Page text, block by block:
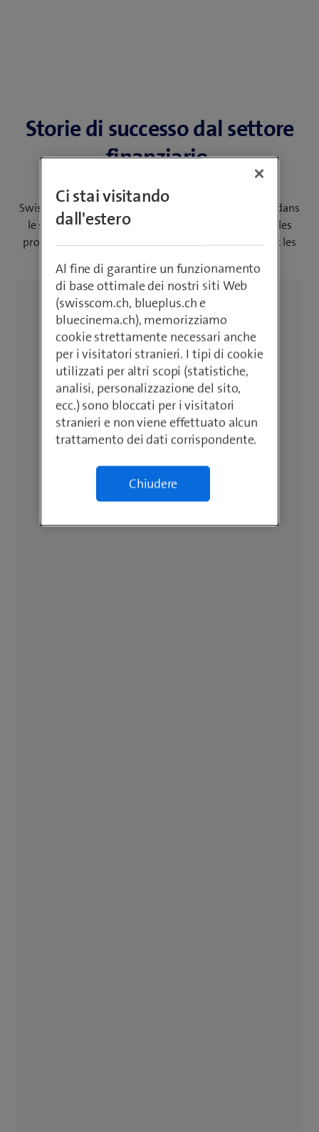
Storie di successo dal settore
finanziario
Swisscom est leader de l’intégration et l’exploitation dans
le secteur financier suisse. Nos solutions accélèrent les
processus, améliorent l’expérience client et réduisent les
Ci stai visitando
dall'estero
Al fine di garantire un funzionamento
di base ottimale dei nostri siti Web
(swisscom.ch, blueplus.ch e
bluecinema.ch), memorizziamo
cookie strettamente necessari anche
per i visitatori stranieri. I tipi di cookie
utilizzati per altri scopi (statistiche,
analisi, personalizzazione del sito,
ecc.) sono bloccati per i visitatori
stranieri e non viene effettuato alcun
trattamento dei dati corrispondente.
Chiudere